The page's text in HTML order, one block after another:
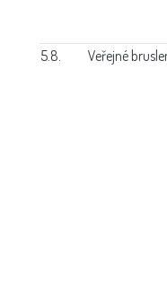
5.8. Veřejné